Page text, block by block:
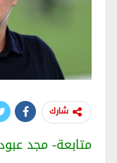
شارك
متابعة- مجد عبود: